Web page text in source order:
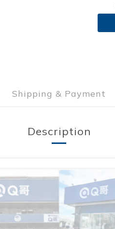
Shipping & Payment
Description